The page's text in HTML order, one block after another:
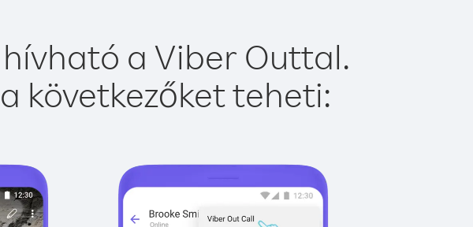
a Viber Outtal.
következőket teheti: